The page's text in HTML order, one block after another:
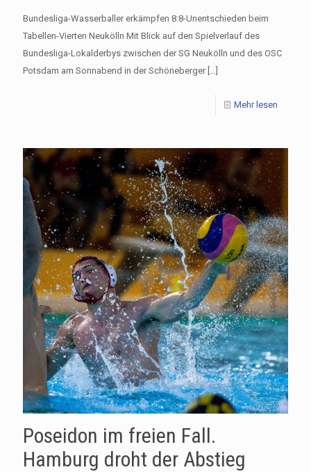
Bundesliga-Wasserballer erkämpfen 8:8-Unentschieden beim
Tabellen-Vierten Neukölln Mit Blick auf den Spielverlauf des
Bundesliga-Lokalderbys zwischen der SG Neukölln und des OSC
Potsdam am Sonnabend in der Schöneberger[…]
Mehr lesen
Poseidon im freien Fall.
Hamburg droht der Abstieg